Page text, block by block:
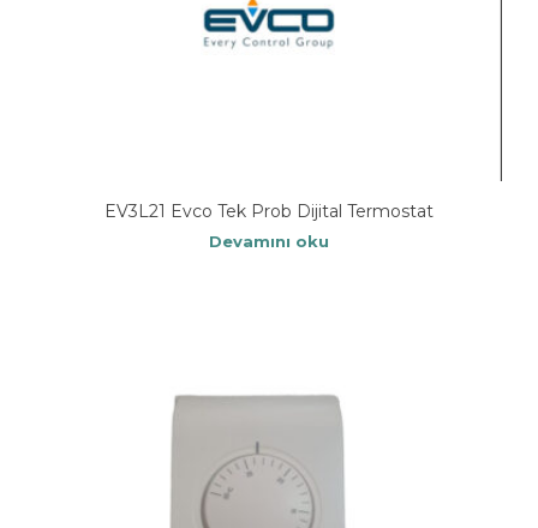
EV3L21 Evco Tek Prob Dijital Termostat
Devamını oku